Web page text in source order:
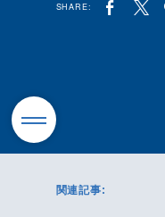
SHARE:
関連記事: